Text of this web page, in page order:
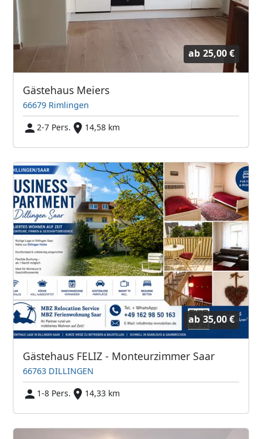
ab 25,00 €
Gästehaus Meiers
66679 Rimlingen
2-7 Pers.
14,58 km
ab 35,00 €
Gästehaus FELIZ - Monteurzimmer Saar
66763 DILLINGEN
1-8 Pers.
14,33 km